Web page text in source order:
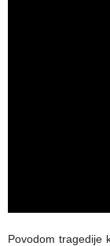
Povodom tragedije